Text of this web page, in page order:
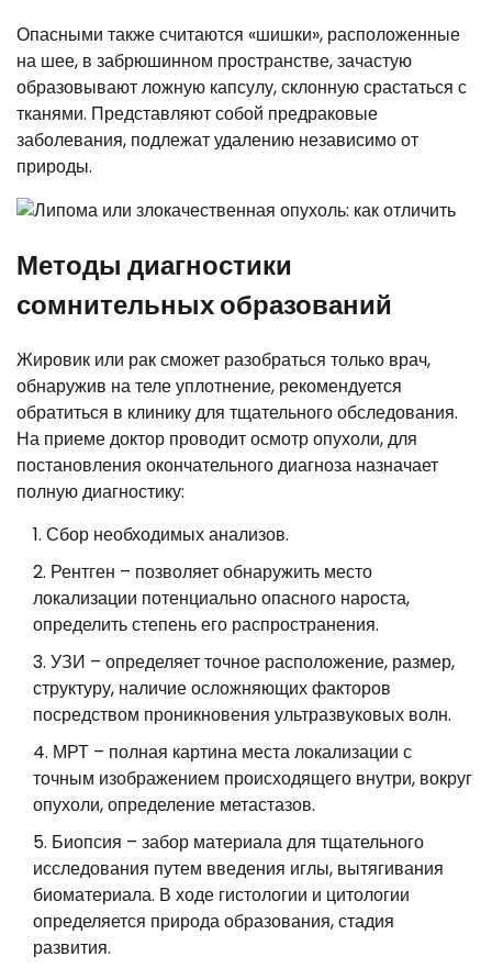
Опасными также считаются «шишки», расположенные
на шее, в забрюшинном пространстве, зачастую
образовывают ложную капсулу, склонную срастаться с
тканями. Представляют собой предраковые
заболевания, подлежат удалению независимо от
природы.
Методы диагностики
сомнительных образований
Жировик или рак сможет разобраться только врач,
обнаружив на теле уплотнение, рекомендуется
обратиться в клинику для тщательного обследования.
На приеме доктор проводит осмотр опухоли, для
постановления окончательного диагноза назначает
полную диагностику:
Сбор необходимых анализов.
Рентген – позволяет обнаружить место
локализации потенциально опасного нароста,
определить степень его распространения.
УЗИ – определяет точное расположение, размер,
структуру, наличие осложняющих факторов
посредством проникновения ультразвуковых волн.
МРТ – полная картина места локализации с
точным изображением происходящего внутри, вокруг
опухоли, определение метастазов.
Биопсия – забор материала для тщательного
исследования путем введения иглы, вытягивания
биоматериала. В ходе гистологии и цитологии
определяется природа образования, стадия
развития.